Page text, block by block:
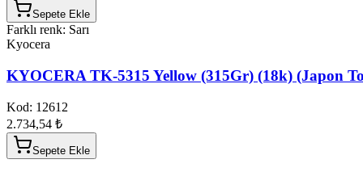
Sepete Ekle
Farklı renk: Sarı
Kyocera
KYOCERA TK-5315 Yellow (315Gr) (18k) (Japon
Kod: 12612
2.734,54 ₺
Sepete Ekle